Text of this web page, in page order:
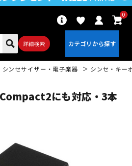
詳細検索
0
ウクレレ
シンセサイザー・電子楽器 シンセ・キー
にも対応・3本